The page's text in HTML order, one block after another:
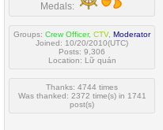
Medals:
Groups: Crew Officer, CTV, Moderator
Joined: 10/20/2010(UTC)
Posts: 9,306
Location: Lữ quán
Thanks: 4744 times
Was thanked: 2372 time(s) in 1741
post(s)